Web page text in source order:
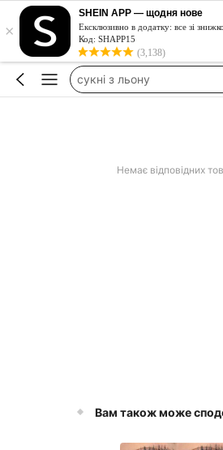
×
SHEIN APP — щодня нове
Ексклюзивно в додатку: все зі
Код: SHAPP15
(3,138)
сукні з льону
lenovo tab one 8.7
Немає відповідних
Вам також може